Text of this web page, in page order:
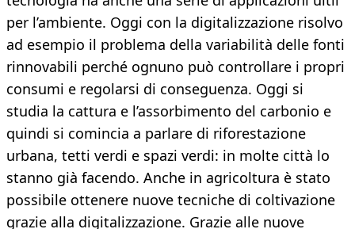
per l’ambiente. Oggi con la digitalizzazione risolvo
ad esempio il problema della variabilità delle fonti
rinnovabili perché ognuno può controllare i propri
consumi e regolarsi di conseguenza. Oggi si
studia la cattura e l’assorbimento del carbonio e
quindi si comincia a parlare di riforestazione
urbana, tetti verdi e spazi verdi: in molte città lo
stanno già facendo. Anche in agricoltura è stato
possibile ottenere nuove tecniche di coltivazione
grazie alla digitalizzazione. Grazie alle nuove